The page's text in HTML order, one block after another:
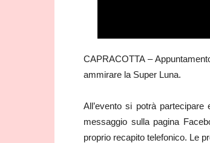
CAPRACOTTA –
ammirare la Super Luna.
All’evento si potrà
messaggio sulla pagina
proprio recapito telefonico. Le